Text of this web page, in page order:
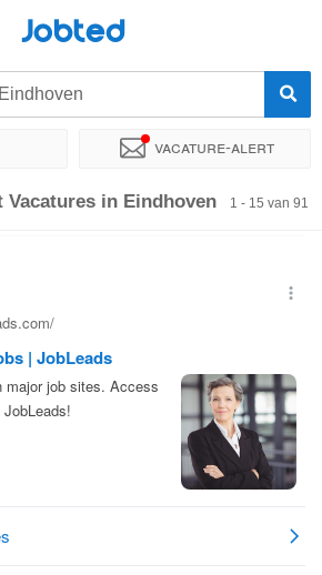
Jobted
Vacature-alert
locatie Bedrijf Uitzendbureau
in Eindhoven 1 - 15 van 91